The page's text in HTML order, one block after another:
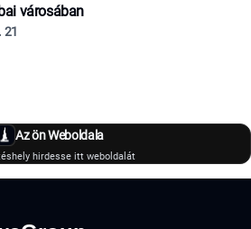
városában
21
Az ön Weboldala
hirdesse itt weboldalát